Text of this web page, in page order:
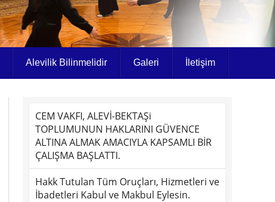
Alevilik Bilinmelidir Galeri İletişim
CEM VAKFI, ALEVİ-BEKTAŞi
TOPLUMUNUN HAKLARINI GÜVENCE
ALTINA ALMAK AMACIYLA KAPSAMLI BİR
ÇALIŞMA BAŞLATTI.
Hakk Tutulan Tüm Oruçları, Hizmetleri ve
İbadetleri Kabul ve Makbul Eylesin.